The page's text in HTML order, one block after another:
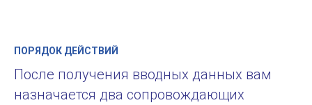
ПОРЯДОК ДЕЙСТВИЙ
После получения вводных данных вам
назначается два сопровождающих